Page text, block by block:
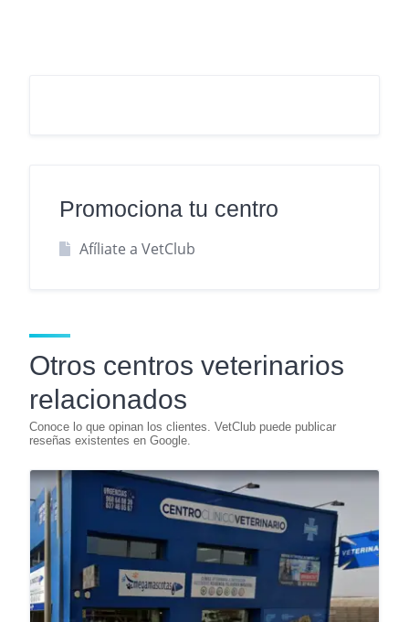
Promociona tu centro
Afíliate a VetClub
Otros centros veterinarios
relacionados